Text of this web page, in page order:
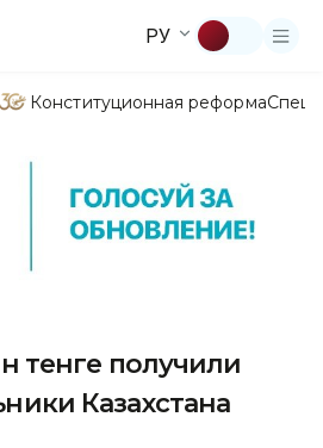
РУ
Конституционная реформа
тенге получили
Казахстана